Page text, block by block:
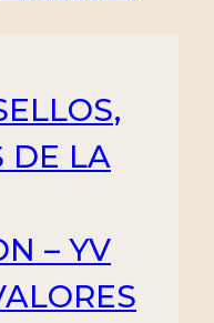
DE LA
– YV